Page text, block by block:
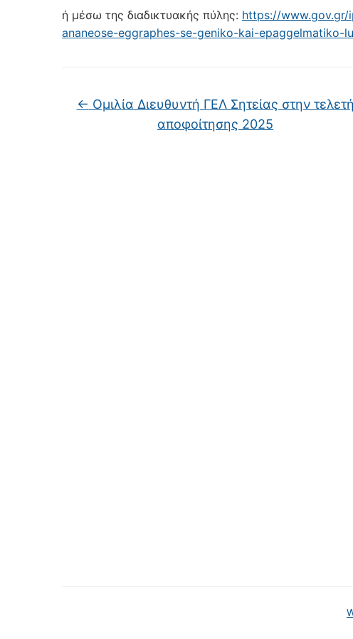
ή μέσω της διαδικτυακής πύλης: https://www.gov.gr/
ananeose-eggraphes-se-geniko-kai-epaggelmatiko-
← Ομιλία Διευθυντή ΓΕΛ Σητείας στην τελετή
αποφοίτησης 2025